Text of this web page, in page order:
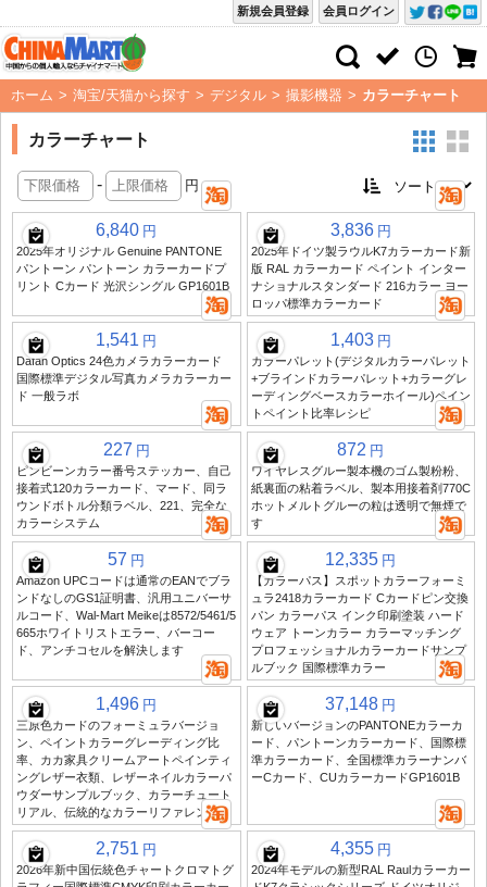
会員ログイン
新規会員登録
ホーム > 淘宝/天猫から探す > デジタル > 撮影機器 > カラーチャート
カラーチャート
- 円
6,840 円
2025年オリジナル Genuine PANTONE
パントーン パントーン カラーカードプ
リント Cカード 光沢シングル GP1601B
3,836 円
2025年ドイツ製ラウルK7カラーカード新
版 RAL カラーカード ペイント インター
ナショナルスタンダード 216カラー ヨー
ロッパ標準カラーカード
1,541 円
Dafan Optics 24色カメラカラーカード
国際標準デジタル写真カメラカラーカー
ド 一般ラボ
1,403 円
カラーパレット(デジタルカラーパレット
+ブラインドカラーパレット+カラーグレ
ーディングベースカラーホイール)ペイン
トペイント比率レシピ
227 円
ピンビーンカラー番号ステッカー、自己
接着式120カラーカード、マード、同ラ
ウンドボトル分類ラベル、221、完全な
カラーシステム
872 円
ワイヤレスグルー製本機のゴム製粉粉、
紙裏面の粘着ラベル、製本用接着剤770C
ホットメルトグルーの粒は透明で無煙で
す
57 円
Amazon UPCコードは通常のEANでブラ
ンドなしのGS1証明書、汎用ユニバーサ
ルコード、Wal-Mart Meikeは8572/5461/5
665ホワイトリストエラー、バーコー
ド、アンチコセルを解決します
12,335 円
【カラーパス】スポットカラーフォーミ
ュラ2418カラーカード Cカードピン交換
パン カラーパス インク印刷塗装 ハード
ウェア トーンカラー カラーマッチング
プロフェッショナルカラーカードサンプ
ルブック 国際標準カラー
1,496 円
三原色カードのフォーミュラバージョ
ン、ペイントカラーグレーディング比
率、カカ家具クリームアートペインティ
ングレザー衣類、レザーネイルカラーパ
ウダーサンプルブック、カラーチュート
リアル、伝統的なカラーリファレンス
37,148 円
新しいバージョンのPANTONEカラーカ
ード、パントーンカラーカード、国際標
準カラーカード、全国標準カラーナンバ
ーCカード、CUカラーカードGP1601B
2,751 円
2026年新中国伝統色チャートクロマトグ
4,355 円
2024年モデルの新型RAL Raulカラーカー